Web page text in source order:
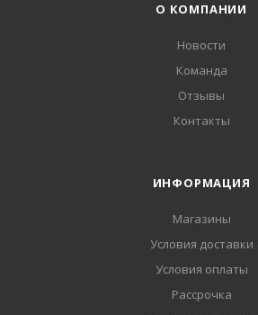
О КОМПАНИИ
Новости
Команда
Отзывы
Контакты
ИНФОРМАЦИЯ
Магазины
Условия доставки
Условия оплаты
Рассрочка